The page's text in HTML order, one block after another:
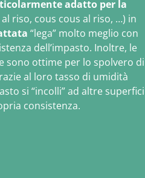
adatto per la
riso, cous cous al riso, …) in
“lega” molto meglio con
dell’impasto. Inoltre, le
sono ottime per lo spolvero di
al loro tasso di umidità
si “incolli” ad altre superfici
consistenza.